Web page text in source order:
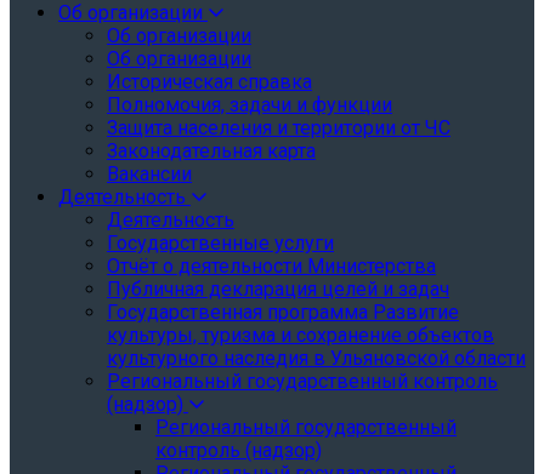
Об организации
Об организации
Об организации
Историческая справка
Полномочия, задачи и функции
Защита населения и территории от ЧС
Законодательная карта
Вакансии
Деятельность
Деятельность
Государственные услуги
Отчёт о деятельности Министерства
Публичная декларация целей и задач
Государственная программа Развитие
культуры, туризма и сохранение объектов
культурного наследия в Ульяновской области
Региональный государственный контроль
(надзор)
Региональный государственный
контроль (надзор)